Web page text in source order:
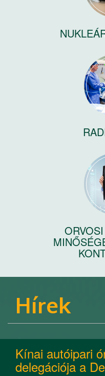
Hírek
Kínai autóipari
delegációja a